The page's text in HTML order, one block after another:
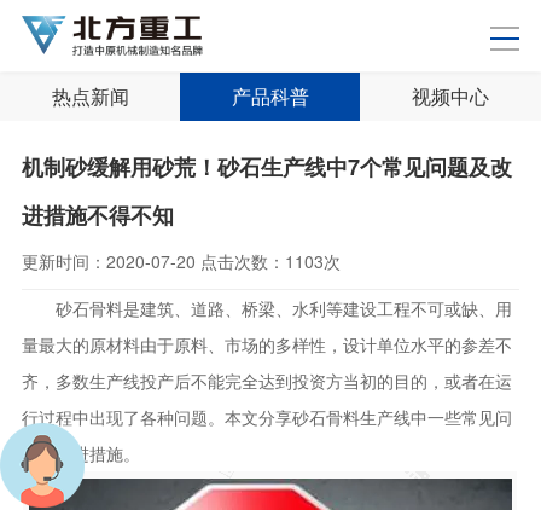
热点新闻 产品科普 视频中心
机制砂缓解用砂荒！砂石生产线中7个常见问题及改
进措施不得不知
更新时间： 2020-07-20 点击次数： 1103次
砂石骨料是建筑、道路、桥梁、水利等建设工程不可或缺、用
量最大的原材料由于原料、市场的多样性，设计单位水平的参差不
齐，多数生产线投产后不能完全达到投资方当初的目的，或者在运
行过程中出现了各种问题。本文分享砂石骨料生产线中一些常见问
题及改进措施。